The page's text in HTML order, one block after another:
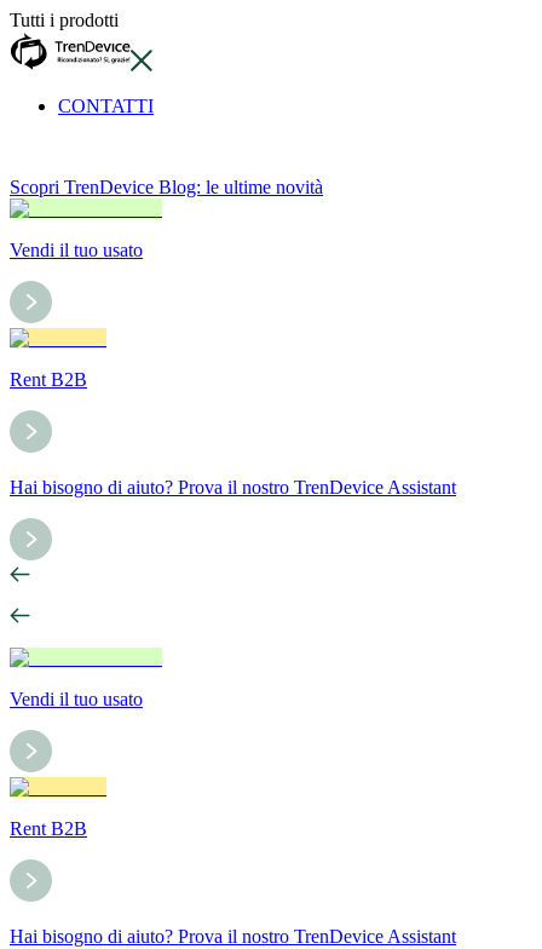
Tutti i prodotti
CONTATTI
Scopri TrenDevice Blog: le ultime novità
Vendi il tuo usato
Rent B2B
Hai bisogno di aiuto? Prova il nostro TrenDevice Assistant
Vendi il tuo usato
Rent B2B
Hai bisogno di aiuto? Prova il nostro TrenDevice Assistant